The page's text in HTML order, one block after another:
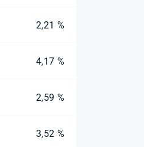
2,21 %
4,17 %
2,59 %
3,52 %